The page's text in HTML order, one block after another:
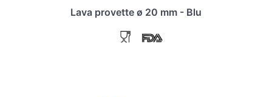
Lava provette ø 20 mm - Blu